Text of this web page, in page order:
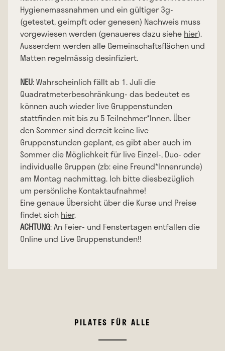
Hygienemassnahmen und ein gültiger 3g-
(getestet, geimpft oder genesen) Nachweis muss
vorgewiesen werden (genaueres dazu siehe hier).
Ausserdem werden alle Gemeinschaftsflächen und
Matten regelmässig desinfiziert.
NEU: Wahrscheinlich fällt ab 1. Juli die
Quadratmeterbeschränkung- das bedeutet es
können auch wieder live Gruppenstunden
stattfinden mit bis zu 5 Teilnehmer*Innen. Über
den Sommer sind derzeit keine live
Gruppenstunden geplant, es gibt aber auch im
Sommer die Möglichkeit für live Einzel-, Duo- oder
individuelle Gruppen (zb: eine Freund*Innenrunde)
am Montag nachmittag. Ich bitte diesbezüglich
um persönliche Kontaktaufnahme!
Eine genaue Übersicht über die Kurse und Preise
findet sich hier.
ACHTUNG: An Feier- und Fenstertagen entfallen die
Online und Live Gruppenstunden!!
PILATES FÜR ALLE